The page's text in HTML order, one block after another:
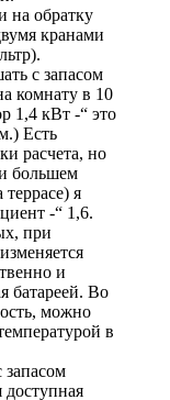
на обратку
кранами
с запасом
комнату в 10
1,4 кВт -“ это
Есть
расчета, но
большем
я
-“ 1,6.
при
и
батареей. Во
можно
в
запасом